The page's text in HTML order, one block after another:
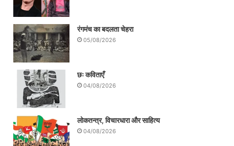
रंगमंच का बदलता चेहरा
05/08/2026
छः कविताएँ
04/08/2026
लोकतन्त्र, विचारधारा और साहित्य
04/08/2026